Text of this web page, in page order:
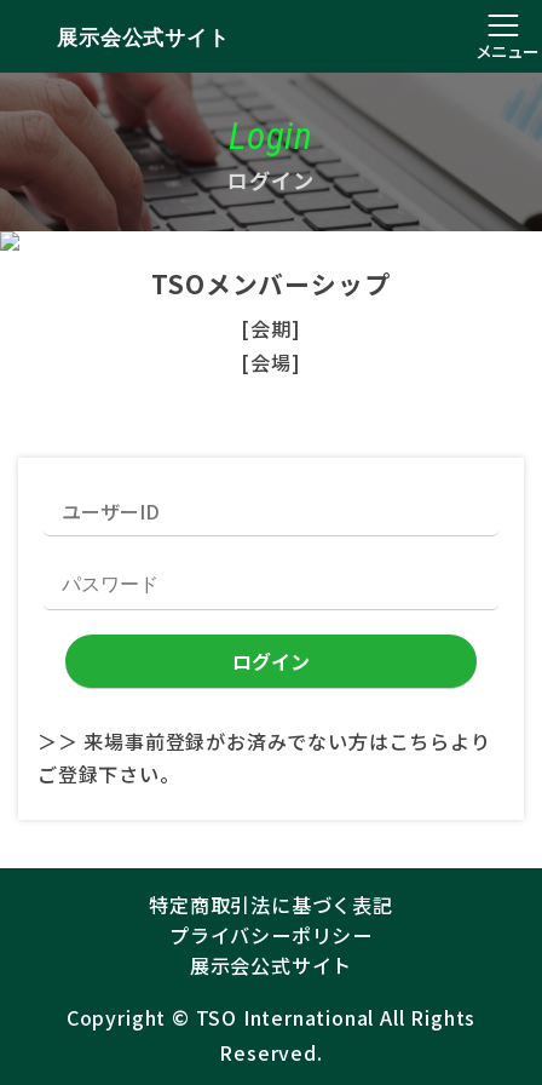
展示会公式サイト
メニュー
Login
ログイン
TSOメンバーシップ
[会期]
[会場]
＞＞ 来場事前登録がお済みでない方はこちらより
ご登録下さい。
特定商取引法に基づく表記
プライバシーポリシー
展示会公式サイト
Copyright ©︎ TSO International All Rights
Reserved.